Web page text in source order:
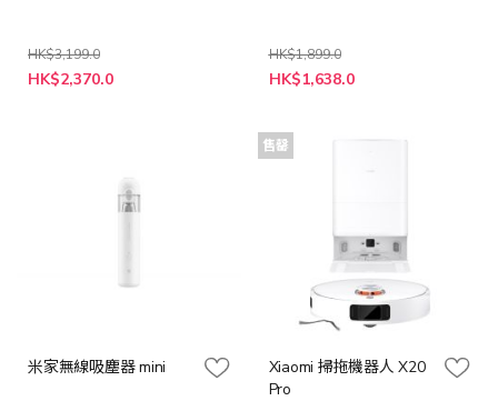
HK$3,199.0
特
殊
HK$2,370.0
HK$1,899.0
特
殊
HK$1,638.0
米家無線吸塵器 mini
售罄
Xiaomi 掃拖機器人 X20
Pro